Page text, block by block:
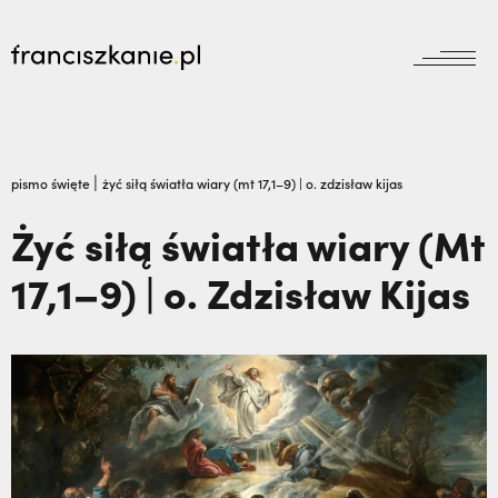
jubileusz
odpust
wydarzenia
biblioteka
prowincja
wydarzenia
prowincja
powołanie
dzieła
misje
zakon
bracia mniejsi
reguła i życie
franciszek
duchowość
księgarnia
wesprzyj
kontakt
Wyszukiwarka
najczęściej wyszukiwane
Kalwaria Pacławska zaprasza na Wielki
Odpust.,Nigdy nie przestać ufać (Mt 14, 22-
pismo święte | żyć siłą światła wiary (mt 17,1–9) | o. zdzisław kijas
Żyć siłą światła wiary (Mt
17,1–9) | o. Zdzisław Kijas